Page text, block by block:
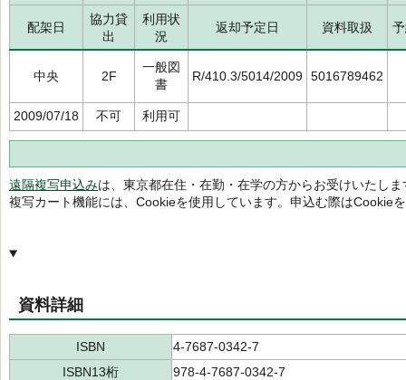
配架日
協力貸
出
利用状
況
返却予定日 資料取扱
中央 2F
一般図
書
R/410.3/5014/2009 5016789462
2009/07/18 不可 利用可
遠隔複写申込みは、東京都在住・在勤・在学の方からお受けいたしま
複写カート機能には、Cookieを使用しています。申込む際はCookie
資料詳細
ISBN
4-7687-0342-7
ISBN13桁
978-4-7687-0342-7